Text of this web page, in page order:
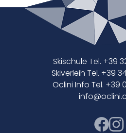
Skischule Tel. +39
Skiverleih Tel. +39
Oclini Info Tel. +39